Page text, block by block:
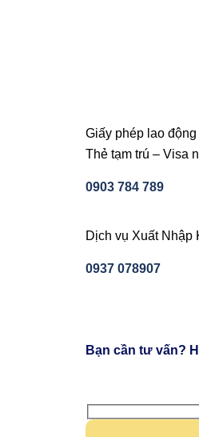
Giấy phép lao động
Thẻ tạm trú – Visa
0903 784 789
Dịch vụ Xuất Nhập
0937 078907
Bạn cần tư vấn?